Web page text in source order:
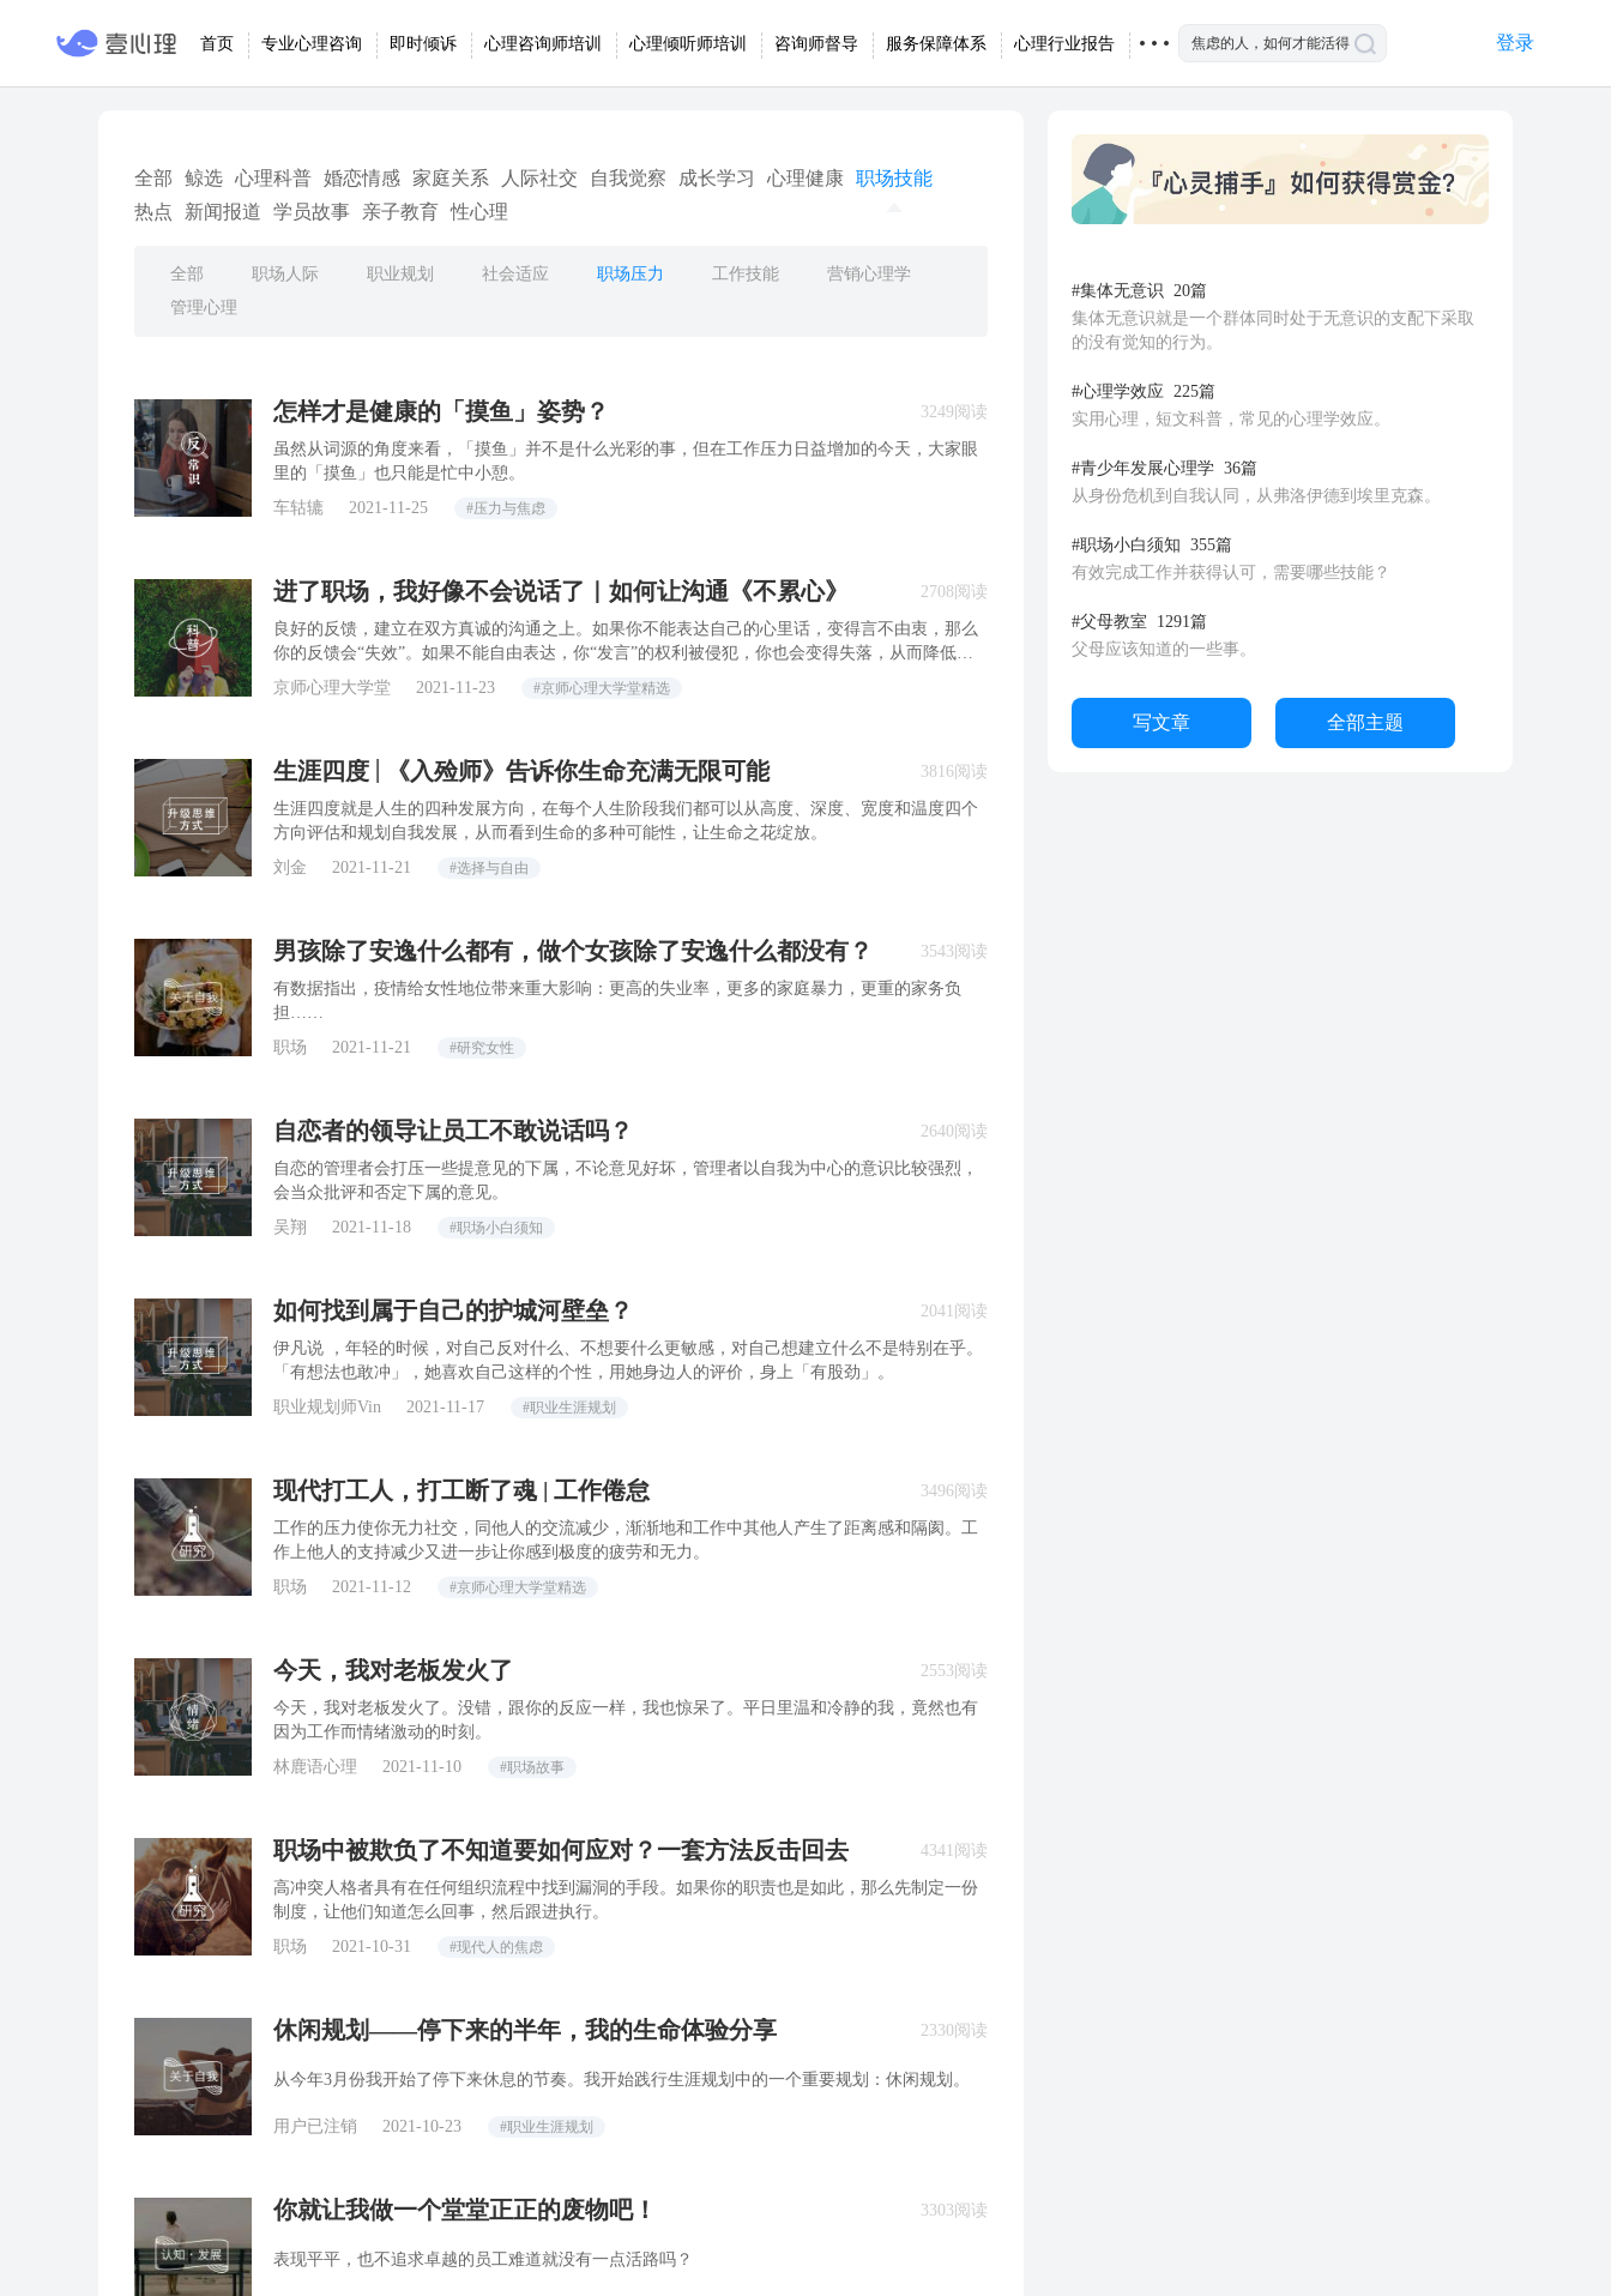
首页 专业心理咨询 即时倾诉 心理咨询师培训 心理倾听师培训 咨询师督导 服务保障体系 心理行业报告 登录
全部 鲸选 心理科普 婚恋情感 家庭关系 人际社交 自我觉察 成长学习 心理健康 职场技能
热点
新闻报道 学员故事 亲子教育 性心理
全部 职场人际 职业规划 社会适应 职场压力 工作技能
营销心理学
管理心理
怎样才是健康的「摸鱼」姿势？
虽然从词源的角度来看，「摸鱼」并不是什么光彩的事，但在工作压力日益增加的今天，大家眼
里的「摸鱼」也只能是忙中小憩。
车轱辘
2021-11-25 #压力与焦虑
3249阅读
进了职场，我好像不会说话了｜如何让沟通《不累心》
良好的反馈，建立在双方真诚的沟通之上。如果你不能表达自己的心里话，变得言不由衷，那么
你的反馈会“失效”。如果不能自由表达，你“发言”的权利被侵犯，你也会变得失落，从而降低对
工作的热情与兴趣。
京师心理大学堂 2021-11-23 #京师心理大学堂精选
2708阅读
生涯四度│《入殓师》告诉你生命充满无限可能
生涯四度就是人生的四种发展方向，在每个人生阶段我们都可以从高度、深度、宽度和温度四个
方向评估和规划自我发展，从而看到生命的多种可能性，让生命之花绽放。
刘金
2021-11-21 #选择与自由
3816阅读
男孩除了安逸什么都有，做个女孩除了安逸什么都没有？
有数据指出，疫情给女性地位带来重大影响：更高的失业率，更多的家庭暴力，更重的家务负
担……
职场
2021-11-21 #研究女性
3543阅读
自恋者的领导让员工不敢说话吗？
自恋的管理者会打压一些提意见的下属，不论意见好坏，管理者以自我为中心的意识比较强烈，
会当众批评和否定下属的意见。
吴翔
2021-11-18 #职场小白须知
2640阅读
如何找到属于自己的护城河壁垒？
伊凡说 ，年轻的时候，对自己反对什么、不想要什么更敏感，对自己想建立什么不是特别在乎。
「有想法也敢冲」，她喜欢自己这样的个性，用她身边人的评价，身上「有股劲」。
职业规划师Vin
2021-11-17 #职业生涯规划
2041阅读
现代打工人，打工断了魂 | 工作倦怠
工作的压力使你无力社交，同他人的交流减少，渐渐地和工作中其他人产生了距离感和隔阂。工
作上他人的支持减少又进一步让你感到极度的疲劳和无力。
职场
2021-11-12 #京师心理大学堂精选
3496阅读
今天，我对老板发火了
今天，我对老板发火了。没错，跟你的反应一样，我也惊呆了。平日里温和冷静的我，竟然也有
因为工作而情绪激动的时刻。
林鹿语心理
2021-11-10 #职场故事
2553阅读
职场中被欺负了不知道要如何应对？一套方法反击回去
高冲突人格者具有在任何组织流程中找到漏洞的手段。如果你的职责也是如此，那么先制定一份
制度，让他们知道怎么回事，然后跟进执行。
职场
2021-10-31 #现代人的焦虑
4341阅读
休闲规划——停下来的半年，我的生命体验分享
从今年3月份我开始了停下来休息的节奏。我开始践行生涯规划中的一个重要规划：休闲规划。
用户已注销 2021-10-23 #职业生涯规划
2330阅读
你就让我做一个堂堂正正的废物吧！
表现平平，也不追求卓越的员工难道就没有一点活路吗？
3303阅读
#集体无意识
20篇
集体无意识就是一个群体同时处于无意识的支配下采取
的没有觉知的行为。
#心理学效应
225篇
实用心理，短文科普，常见的心理学效应。
#青少年发展心理学 36篇
从身份危机到自我认同，从弗洛伊德到埃里克森。
#职场小白须知
355篇
有效完成工作并获得认可，需要哪些技能？
#父母教室
1291篇
父母应该知道的一些事。
写文章 全部主题